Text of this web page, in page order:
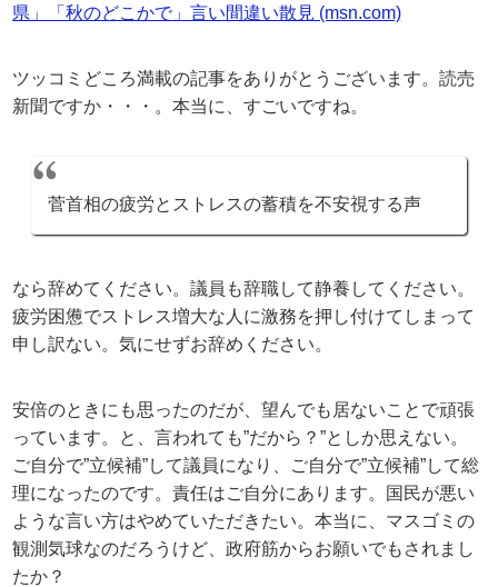
県」「秋のどこかで」言い間違い散見 (msn.com)
ツッコミどころ満載の記事をありがとうございます。読売
新聞ですか・・・。本当に、すごいですね。
菅首相の疲労とストレスの蓄積を不安視する声
なら辞めてください。議員も辞職して静養してください。
疲労困憊でストレス増大な人に激務を押し付けてしまって
申し訳ない。気にせずお辞めください。
安倍のときにも思ったのだが、望んでも居ないことで頑張
っています。と、言われても”だから？”としか思えない。
ご自分で”立候補”して議員になり、ご自分で”立候補”して総
理になったのです。責任はご自分にあります。国民が悪い
ような言い方はやめていただきたい。本当に、マスゴミの
観測気球なのだろうけど、政府筋からお願いでもされまし
たか？